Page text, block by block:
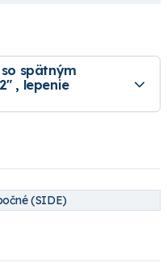
so spätným
, lepenie
(SIDE)